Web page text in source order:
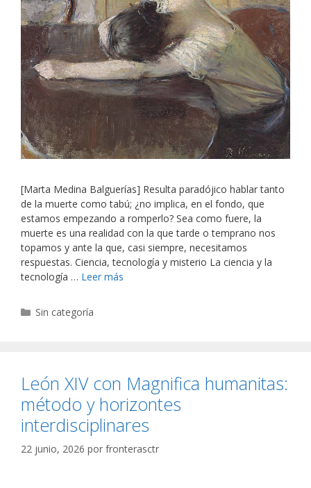
[Marta Medina Balguerías] Resulta paradójico hablar tanto
de la muerte como tabú; ¿no implica, en el fondo, que
estamos empezando a romperlo? Sea como fuere, la
muerte es una realidad con la que tarde o temprano nos
topamos y ante la que, casi siempre, necesitamos
respuestas. Ciencia, tecnología y misterio La ciencia y la
tecnología … Leer más
Categorías
Sin categoría
León XIV con Magnifica humanitas:
método y horizontes
interdisciplinares
22 junio, 2026 por fronterasctr